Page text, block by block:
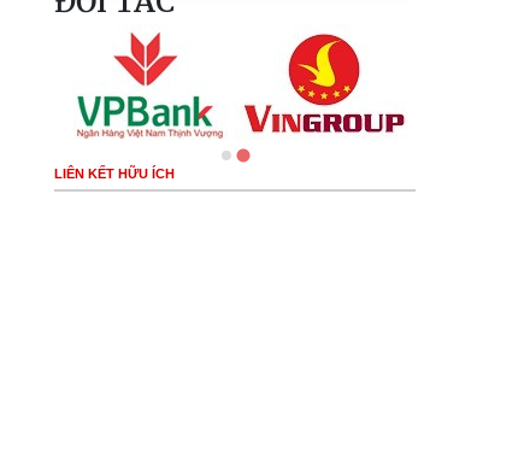
LIÊN KẾT HỮU ÍCH